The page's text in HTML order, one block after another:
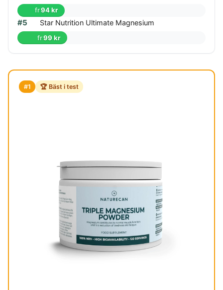
fr94 kr
#5 Star Nutrition Ultimate Magnesium
fr99 kr
#1 🏆 Bäst i test